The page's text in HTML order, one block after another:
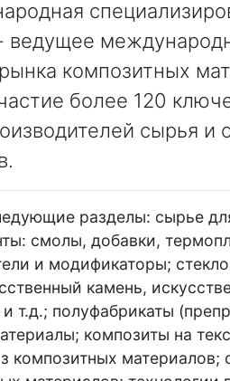
ведущее
композитных
более 120
сырья и
разделы: сырье
смолы, добавки,
и модификаторы;
камень,
т.д.; полуфабрикаты
композиты на
композитных материалов;